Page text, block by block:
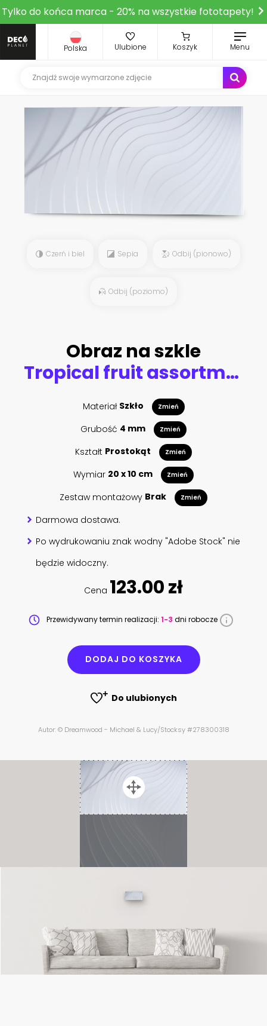
Tylko do końca marca - 20% na wszystkie fototapety!
Polska Ulubione Koszyk Menu
Czerń i biel Sepia Odbij (pionowo)
Odbij (poziomo)
Obraz na szkle
Tropical fruit assortment on poolside
Materiał Szkło Zmień
Grubość 4 mm Zmień
Kształt Prostokąt Zmień
Wymiar 20 x 10 cm Zmień
Zestaw montażowy Brak Zmień
Darmowa dostawa.
Po wydrukowaniu znak wodny "Adobe Stock" nie
będzie widoczny.
Cena 123.00 zł
Przewidywany termin realizacji: 1-3 dni robocze
DODAJ DO KOSZYKA
Do ulubionych
Autor: © Dreamwood - Michael & Lucy/Stocksy #278300318